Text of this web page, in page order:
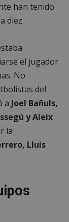
han tenido
diez.
el jugador
No
del
a Joel Bañuls,
y Aleix
la
Lluis